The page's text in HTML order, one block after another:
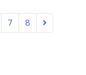
7 8